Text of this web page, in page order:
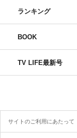
ランキング
BOOK
TV LIFE最新号
サイトのご利用にあたって